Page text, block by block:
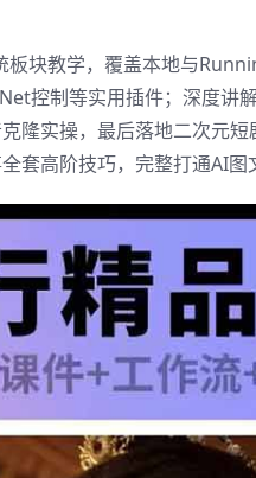
块教学，覆盖本地与
控制等实用插件；深度讲
隆实操，最后落地二次元
套高阶技巧，完整打通AI图